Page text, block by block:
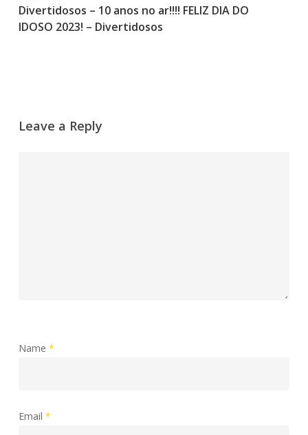
Divertidosos – 10 anos no ar!!!! FELIZ DIA DO
IDOSO 2023! – Divertidosos
Leave a Reply
Name *
Email *